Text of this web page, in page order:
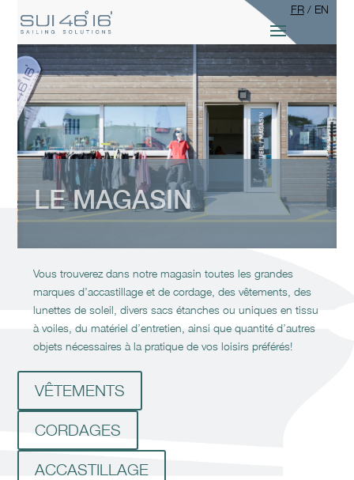
FR/ EN
LE MAGASIN
Vous trouverez dans notre magasin toutes les grandes
marques d’accastillage et de cordage, des vêtements, des
lunettes de soleil, divers sacs étanches ou uniques en tissu
à voiles, du matériel d’entretien, ainsi que quantité d’autres
objets nécessaires à la pratique de vos loisirs préférés!
VÊTEMENTS
CORDAGES
ACCASTILLAGE